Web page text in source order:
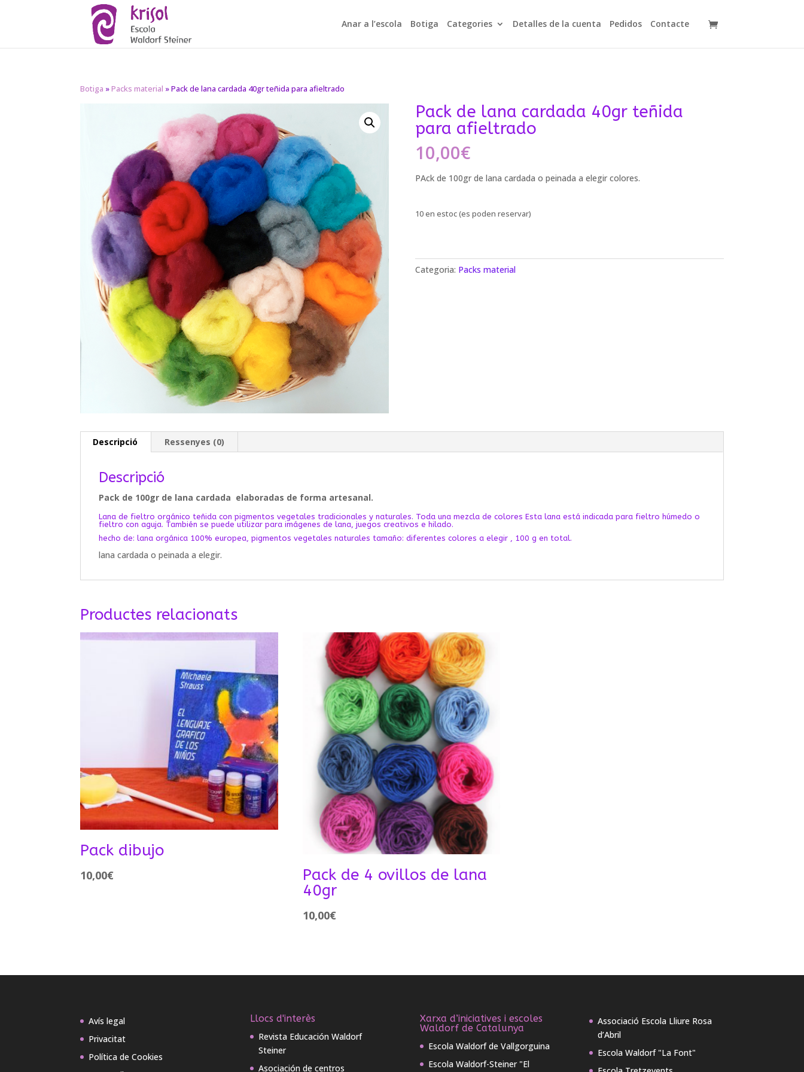
Anar a l’escola Botiga Categories Detalles de la cuenta Pedidos Contacte
Botiga »Packs material » Pack de lana cardada 40gr teñida para afieltrado
Pack de lana cardada 40gr teñida
para afieltrado
10,00€
PAck de 100gr de lana cardada o peinada a elegir colores.
10 en estoc (es poden reservar)
Categoria: Packs material
Descripció Ressenyes (0)
Descripció
Pack de 100gr de lana cardada elaboradas de forma artesanal.
Lana de fieltro orgánico teñida con pigmentos vegetales tradicionales y naturales. Toda una mezcla de colores Esta lana está indicada para fieltro húmedo o
fieltro con aguja. También se puede utilizar para imágenes de lana, juegos creativos e hilado.
hecho de: lana orgánica 100% europea, pigmentos vegetales naturales tamaño: diferentes colores a elegir , 100 g en total.
lana cardada o peinada a elegir.
Productes relacionats
Pack dibujo
10,00€
Pack de 4 ovillos de lana
40gr
10,00€
Avís legal
Privacitat
Política de Cookies
Llocs d'interès
Revista Educación Waldorf
Steiner
Asociación de centros
Xarxa d’iniciatives i escoles
Waldorf de Catalunya
Escola Waldorf de Vallgorguina
Escola Waldorf-Steiner "El
Associació Escola Lliure Rosa
d’Abril
Escola Waldorf "La Font"